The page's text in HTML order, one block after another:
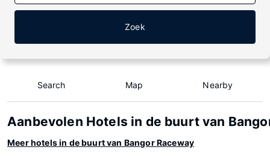
Zoek
Search Map Nearby
Aanbevolen Hotels in de buurt van
Meer hotels in de buurt van Bangor Raceway